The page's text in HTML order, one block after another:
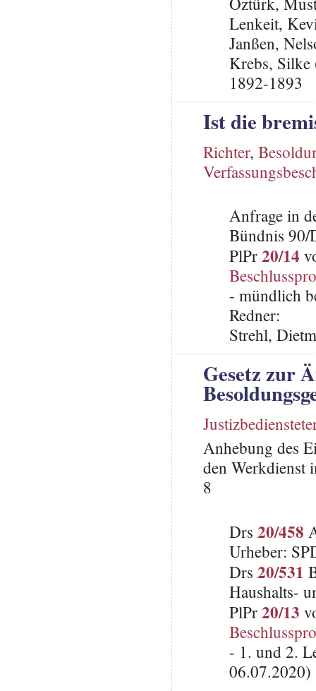
Lenkeit,
Janßen,
Krebs, Silke
1892-1893
Ist die
Richter,
Anfrage in
Bündnis 90/
PlPr20/14
- mündlich
Redner:
Strehl,
Gesetz zur
Anhebung des
den Werkdienst
8
Drs 20/458
Urheber:
Drs 20/531
Haushalts-
PlPr20/13
- 1. und 2.
06.07.2020)